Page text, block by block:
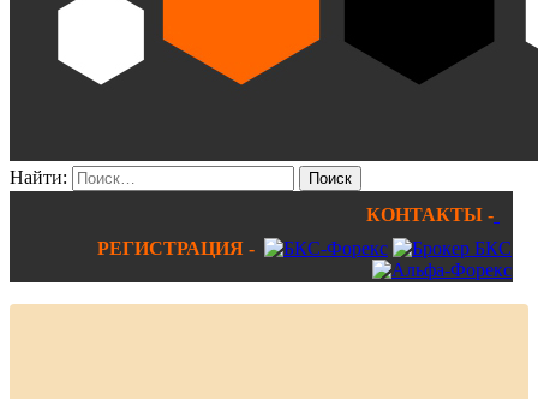
Найти:
КОНТАКТЫ -
РЕГИСТРАЦИЯ -